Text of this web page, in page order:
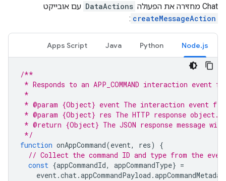
Chat מחזירה את הפעולה
DataActions עם אובייקט
createMessageAction
:
Node.js
Python
Java
Apps Script
/**
* Responds to an APP_COMMAND interaction event
*
* @param {Object} event The interaction event
* @param {Object} res The HTTP response object.
* @return {Object} The JSON response message
*/
function onAppCommand(event, res)
{
// Collect the command ID and type from the
const {appCommandId, appCommandType} =
event.chat.appCommandPayload .